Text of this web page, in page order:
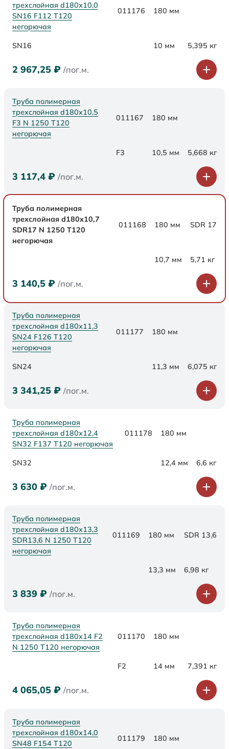
трехслойная d180х10,0
SN16 F112 Т120
негорючая
011176 180 мм
SN16 10 мм 5,395 кг
2 967,25 ₽ /пог.м.
Труба полимерная
трехслойная d180x10,5
F3 N 1250 Т120
негорючая
011167 180 мм
F3 10,5 мм 5,668 кг
3 117,4 ₽ /пог.м.
Труба полимерная
трехслойная d180x10,7
SDR17 N 1250 Т120
негорючая
011168 180 мм SDR 17
10,7 мм 5,71 кг
3 140,5 ₽ /пог.м.
Труба полимерная
трехслойная d180х11,3
SN24 F126 Т120
негорючая
011177 180 мм
SN24 11,3 мм 6,075 кг
3 341,25 ₽ /пог.м.
Труба полимерная
трехслойная d180х12,4
SN32 F137 Т120 негорючая
011178 180 мм
SN32 12,4 мм 6,6 кг
3 630 ₽ /пог.м.
Труба полимерная
трехслойная d180x13,3
SDR13,6 N 1250 Т120
негорючая
011169 180 мм SDR 13,6
13,3 мм 6,98 кг
3 839 ₽ /пог.м.
Труба полимерная
трехслойная d180x14 F2
N 1250 Т120 негорючая
011170 180 мм
F2 14 мм 7,391 кг
4 065,05 ₽ /пог.м.
Труба полимерная
трехслойная d180х14,0
SN48 F154 Т120
011179 180 мм